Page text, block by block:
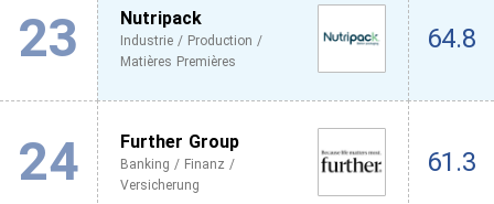
23 Nutripack
Industrie / Production /
Matières Premières
64.8
24 Further Group
Banking / Finanz /
Versicherung
61.3